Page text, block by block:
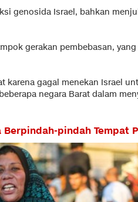
genosida Israel, bahkan
gerakan pembebasan,
karena gagal menekan Israel
negara Barat dalam
Berpindah-pindah Tempat